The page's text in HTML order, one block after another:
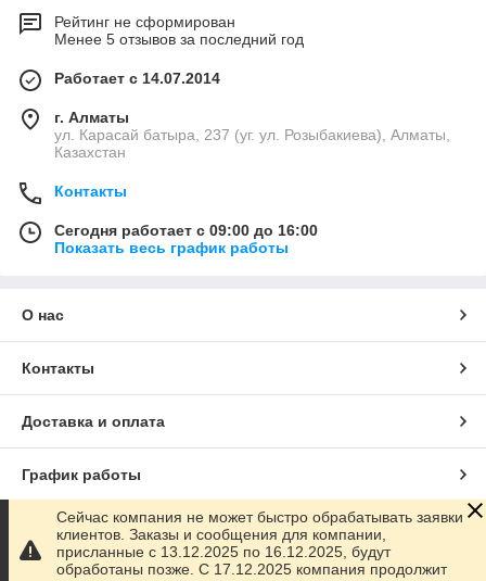
Рейтинг не сформирован
Менее 5 отзывов за последний год
Работает с 14.07.2014
г. Алматы
ул. Карасай батыра, 237 (уг. ул. Розыбакиева), Алматы,
Казахстан
Контакты
Сегодня работает с 09:00 до 16:00
Показать весь график работы
О нас
Контакты
Доставка и оплата
График работы
Полная версия сайта
Сейчас компания не может быстро обрабатывать заявки
клиентов. Заказы и сообщения для компании,
присланные с 13.12.2025 по 16.12.2025, будут
обработаны позже. С 17.12.2025 компания продолжит